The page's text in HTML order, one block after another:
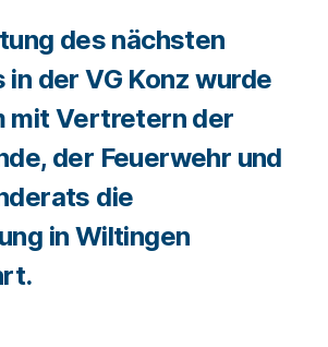
des nächsten
der VG Konz wurde
mit Vertretern der
der Feuerwehr und
die
in Wiltingen